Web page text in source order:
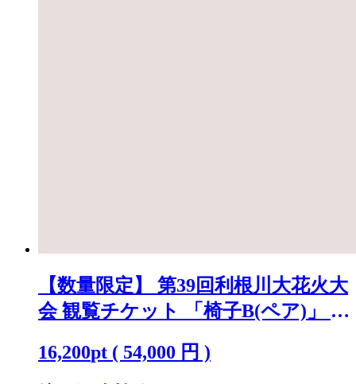
【数量限定】 第39回利根川大花火大
会 観覧チケット 「椅子B(ペア)」 ※
16,200pt ( 54,000 円 )